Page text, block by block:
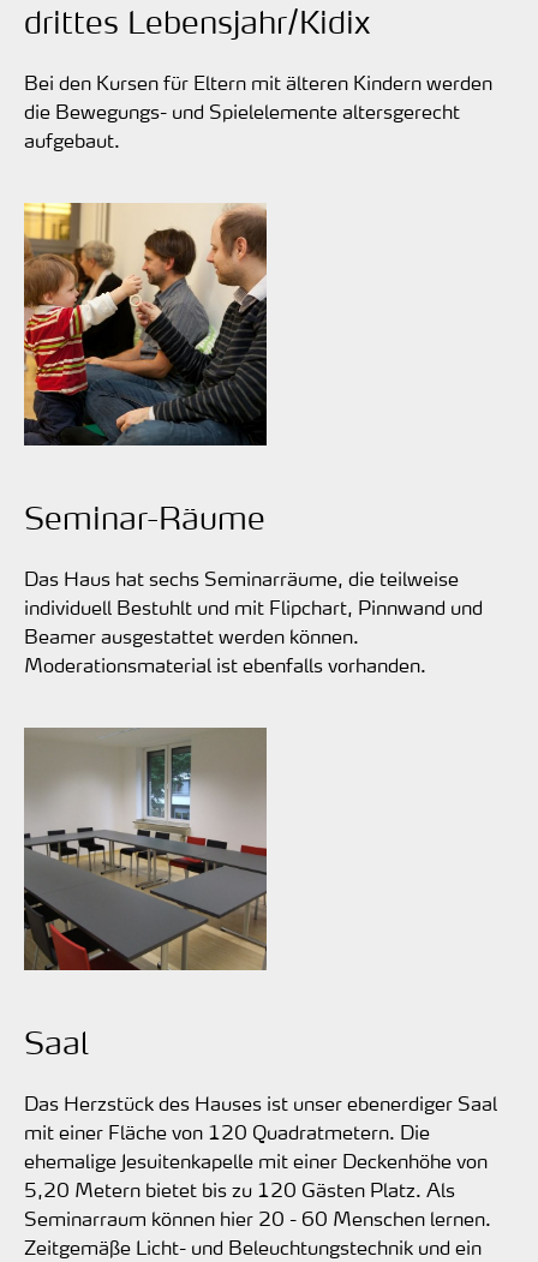
drittes Lebensjahr/Kidix
Bei den Kursen für Eltern mit älteren Kindern werden
die Bewegungs- und Spielelemente altersgerecht
aufgebaut.
Seminar-Räume
Das Haus hat sechs Seminarräume, die teilweise
individuell Bestuhlt und mit Flipchart, Pinnwand und
Beamer ausgestattet werden können.
Moderationsmaterial ist ebenfalls vorhanden.
Saal
Das Herzstück des Hauses ist unser ebenerdiger Saal
mit einer Fläche von 120 Quadratmetern. Die
ehemalige Jesuitenkapelle mit einer Deckenhöhe von
5,20 Metern bietet bis zu 120 Gästen Platz. Als
Seminarraum können hier 20 - 60 Menschen lernen.
Zeitgemäße Licht- und Beleuchtungstechnik und ein